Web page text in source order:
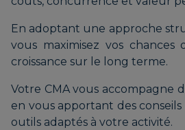
En adoptant une approche
vous maximisez vos
croissance sur le long terme.
Votre CMA vous accompagne
en vous apportant des
outils adaptés à votre activité.